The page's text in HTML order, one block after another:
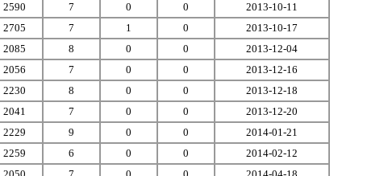
2590 7 0 0 2013-10-11
2705 7 1 0 2013-10-17
2085 8 0 0 2013-12-04
2056 7 0 0 2013-12-16
2230 8 0 0 2013-12-18
2041 7 0 0 2013-12-20
2229 9 0 0 2014-01-21
2259 6 0 0 2014-02-12